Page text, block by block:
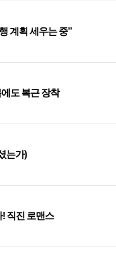
계획 세우는 중”
도 복근 장착
는가)
! 직진 로맨스